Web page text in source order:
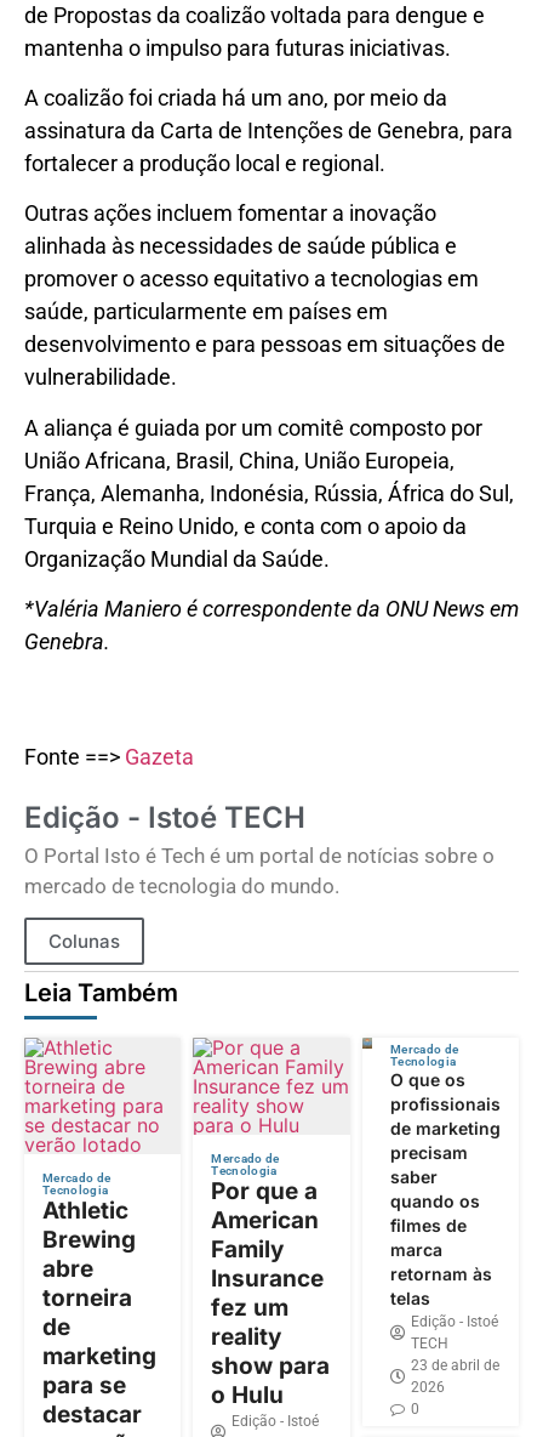
de Propostas da coalizão voltada para dengue e
mantenha o impulso para futuras iniciativas.
A coalizão foi criada há um ano, por meio da
assinatura da Carta de Intenções de Genebra, para
fortalecer a produção local e regional.
Outras ações incluem fomentar a inovação
alinhada às necessidades de saúde pública e
promover o acesso equitativo a tecnologias em
saúde, particularmente em países em
desenvolvimento e para pessoas em situações de
vulnerabilidade.
A aliança é guiada por um comitê composto por
União Africana, Brasil, China, União Europeia,
França, Alemanha, Indonésia, Rússia, África do Sul,
Turquia e Reino Unido, e conta com o apoio da
Organização Mundial da Saúde.
*Valéria Maniero é correspondente da ONU News em
Genebra.
Fonte ==> Gazeta
Edição - Istoé TECH
O Portal Isto é Tech é um portal de notícias sobre o
mercado de tecnologia do mundo.
Colunas
Leia Também
Mercado de
Tecnologia
Athletic
Brewing
abre
torneira
de
marketing
para se
destacar
Mercado de
Tecnologia
Por que a
American
Family
Insurance
fez um
reality
show para
o Hulu
Edição - Istoé
Mercado de
Tecnologia
O que os
profissionais
de marketing
precisam
saber
quando os
filmes de
marca
retornam às
telas
Edição - Istoé
TECH
23 de abril de
2026
0